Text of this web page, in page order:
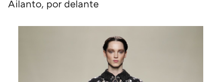
Ailanto, por delante